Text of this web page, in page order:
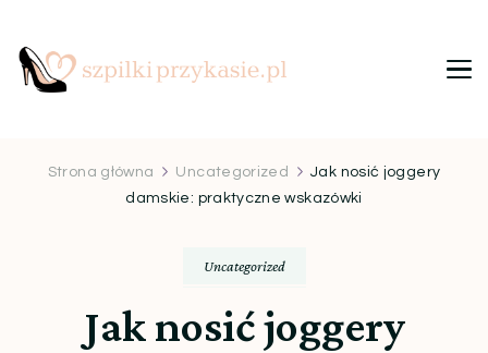
Strona główna Uncategorized
Jak nosić joggery
damskie: praktyczne wskazówki
Uncategorized
Jak nosić joggery